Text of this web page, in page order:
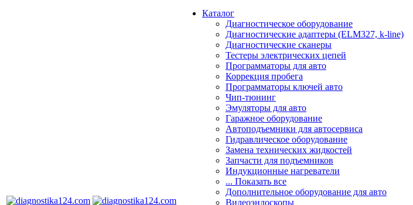
Каталог
Диагностическое оборудование
Диагностические адаптеры (ELM327, k-line)
Диагностические сканеры
Тестеры электрических цепей
Программаторы для авто
Коррекция пробега
Программаторы ключей авто
Чип-тюнинг
Эмуляторы для авто
Гаражное оборудование
Автоподъемники для автосервиса
Гидравлическое оборудование
Замена технических жидкостей
Запчасти для подъемников
Индукционные нагреватели
... Показать все
Дополнительное оборудование для авто
Видеоэндоскопы